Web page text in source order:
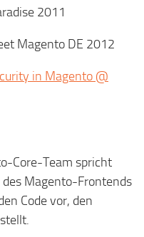
2011
Magento DE 2012
in Magento @
Core-Team spricht
Magento-Frontends
Code vor, den